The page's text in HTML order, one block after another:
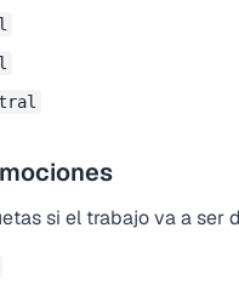
si el trabajo va a ser